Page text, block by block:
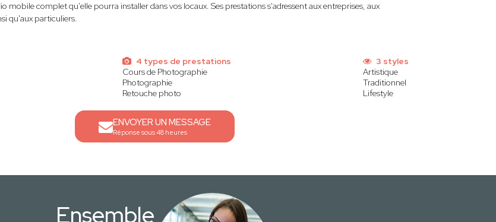
mobile complet qu'elle pourra installer dans vos locaux. Ses prestations s'adressent aux entreprises, aux
qu'aux particuliers.
4 types de prestations
Cours de Photographie
Photographie
Retouche photo
3 styles
Artistique
Traditionnel
Lifestyle
ENVOYER UN MESSAGE
Réponse sous 48 heures
Ensemble